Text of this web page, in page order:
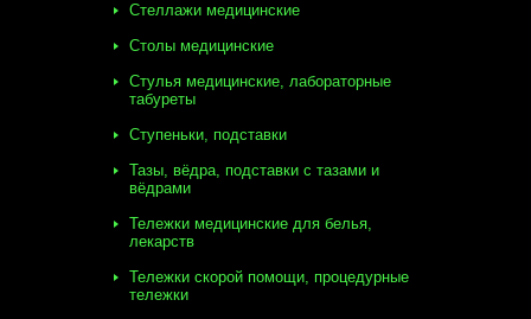
Стеллажи медицинские
Столы медицинские
Стулья медицинские, лабораторные
табуреты
Ступеньки, подставки
Тазы, вёдра, подставки с тазами и
вёдрами
Тележки медицинские для белья,
лекарств
Тележки скорой помощи, процедурные
тележки